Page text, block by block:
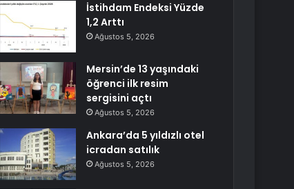
İstihdam Endeksi Yüzde
1,2 Arttı
Ağustos 5, 2026
Mersin’de 13 yaşındaki
öğrenci ilk resim
sergisini açtı
Ağustos 5, 2026
Ankara’da 5 yıldızlı otel
icradan satılık
Ağustos 5, 2026